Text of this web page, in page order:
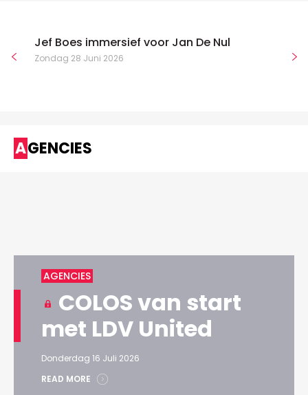
Jef Boes immersief voor Jan De Nul
Zondag 28 Juni 2026
AGENCIES
AGENCIES
COLOS van start
met LDV United
Donderdag 16 Juli 2026
READ MORE